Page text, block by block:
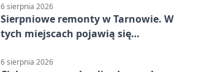
6 sierpnia 2026
Sierpniowe remonty w Tarnowie. W
tych miejscach pojawią się
6 sierpnia 2026